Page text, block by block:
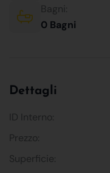
Bagni:
0 Bagni
Dettagli
ID Interno:
Prezzo:
Superficie: